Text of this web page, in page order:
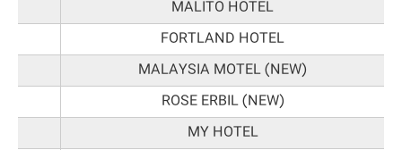
MALITO HOTEL
FORTLAND HOTEL
MALAYSIA MOTEL (NEW)
ROSE ERBIL (NEW)
MY HOTEL